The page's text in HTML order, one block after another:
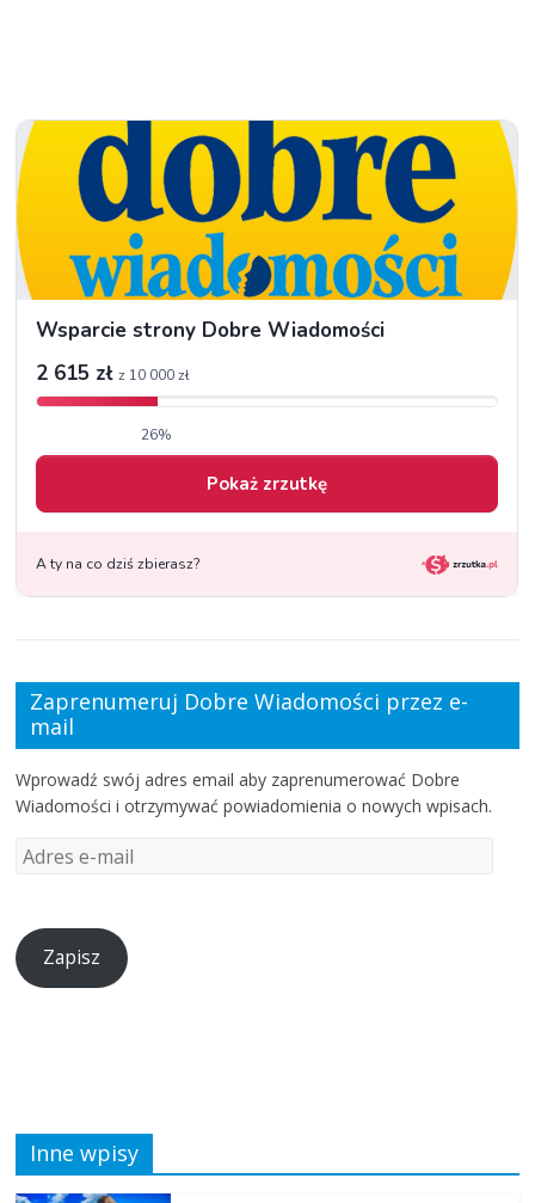
Zaprenumeruj Dobre Wiadomości przez e-
mail
Wprowadź swój adres email aby zaprenumerować Dobre
Wiadomości i otrzymywać powiadomienia o nowych wpisach.
Zapisz
Inne wpisy